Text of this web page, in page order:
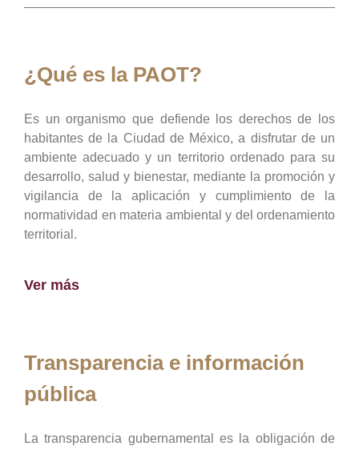
¿Qué es la PAOT?
Es un organismo que defiende los derechos de los
habitantes de la Ciudad de México, a disfrutar de un
ambiente adecuado y un territorio ordenado para su
desarrollo, salud y bienestar, mediante la promoción y
vigilancia de la aplicación y cumplimiento de la
normatividad en materia ambiental y del ordenamiento
territorial.
Ver más
Transparencia e información
pública
La transparencia gubernamental es la obligación de